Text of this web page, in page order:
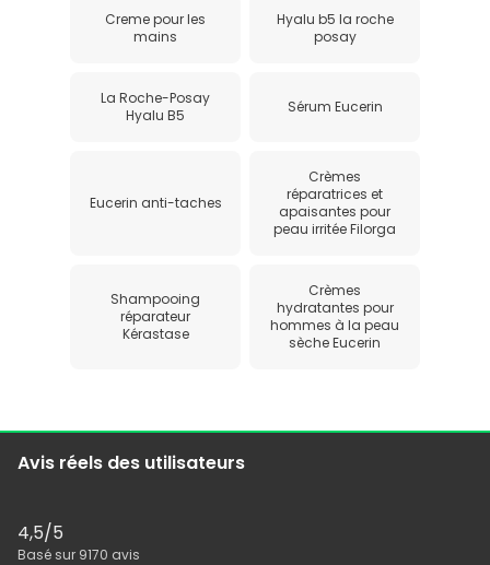
Creme pour les
mains
Hyalu b5 la roche
posay
La Roche-Posay
Hyalu B5
Sérum Eucerin
Eucerin anti-taches
Crèmes
réparatrices et
apaisantes pour
peau irritée Filorga
Shampooing
réparateur
Kérastase
Crèmes
hydratantes pour
hommes à la peau
sèche Eucerin
Avis réels des utilisateurs
4,5/5
Basé sur 9170 avis